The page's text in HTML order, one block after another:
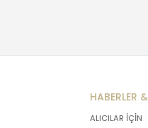
HABERLER
ALICILAR İÇİN